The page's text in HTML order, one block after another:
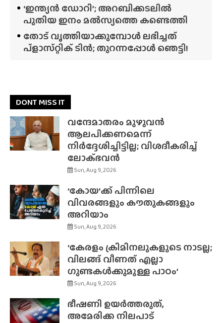
‘ഇന്ത്യൻ ഡോറി’; അറബിക്കടലിൽ
പുതിയ ഇനം മൽസ്യത്തെ കണ്ടെത്തി
തോട് വൃത്തിയാക്കുമ്പോൾ ലഭിച്ചത്
പ്‌ളാസ്‌റ്റിക് ടിൻ; തുറന്നപ്പോൾ ഞെട്ടി!
DONT MISS IT
വന്ദേമാതരം മുഴുവൻ
ആലപിക്കണമെന്ന്
നിർദ്ദേശിച്ചിട്ടില്ല; വിശദീകരിച്ച്
ലോക്‌ഭവൻ
Sun, Aug 9, 2026
‘കോയ’ക്ക് പിന്നിലെ
വിവരങ്ങളും കൗതുകങ്ങളും
അറിയാം
Sun, Aug 9, 2026
‘കേരളം ക്രിമിനലുകളുടെ നാടല്ല;
വിലങ്ങ് വീണത് എല്ലാ
ഗുണ്ടകൾക്കുമുള്ള പാഠം’
Sun, Aug 9, 2026
ഭീഷണി ഉയർത്തരുത്,
അമേരിക്ക നിലപാട്